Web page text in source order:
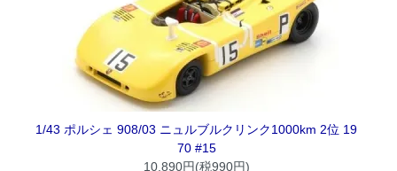
1/43 ポルシェ 908/03 ニュルブルクリンク1000km 2位 19
70 #15
10,890円(税990円)